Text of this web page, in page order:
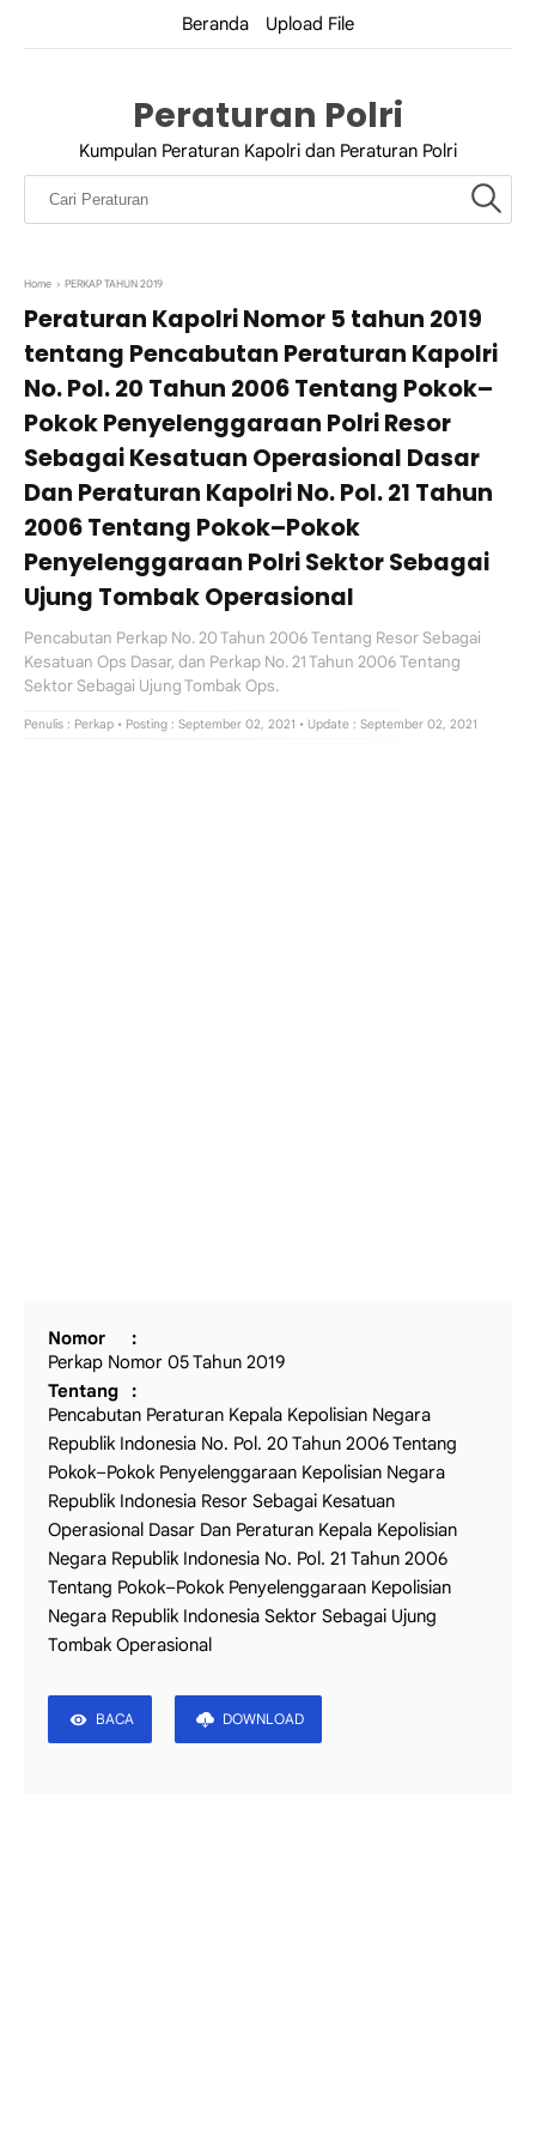
Beranda Upload File
Peraturan Polri
Kumpulan Peraturan Kapolri dan Peraturan Polri
Home › PERKAP TAHUN 2019
Peraturan Kapolri Nomor 5 tahun 2019
tentang Pencabutan Peraturan Kapolri
No. Pol. 20 Tahun 2006 Tentang Pokok–
Pokok Penyelenggaraan Polri Resor
Sebagai Kesatuan Operasional Dasar
Dan Peraturan Kapolri No. Pol. 21 Tahun
2006 Tentang Pokok–Pokok
Penyelenggaraan Polri Sektor Sebagai
Ujung Tombak Operasional
Pencabutan Perkap No. 20 Tahun 2006 Tentang Resor Sebagai
Kesatuan Ops Dasar, dan Perkap No. 21 Tahun 2006 Tentang
Sektor Sebagai Ujung Tombak Ops.
Penulis : Perkap • Posting : September 02, 2021 • Update : September 02, 2021
Nomor
Perkap Nomor 05 Tahun 2019
Tentang
Pencabutan Peraturan Kepala Kepolisian Negara
Republik Indonesia No. Pol. 20 Tahun 2006 Tentang
Pokok–Pokok Penyelenggaraan Kepolisian Negara
Republik Indonesia Resor Sebagai Kesatuan
Operasional Dasar Dan Peraturan Kepala Kepolisian
Negara Republik Indonesia No. Pol. 21 Tahun 2006
Tentang Pokok–Pokok Penyelenggaraan Kepolisian
Negara Republik Indonesia Sektor Sebagai Ujung
Tombak Operasional
BACA DOWNLOAD